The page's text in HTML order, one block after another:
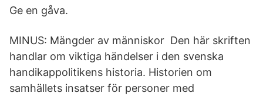
Ge en gåva.
MINUS: Mängder av människor Den här skriften
handlar om viktiga händelser i den svenska
handikappolitikens historia. Historien om
samhällets insatser för personer med